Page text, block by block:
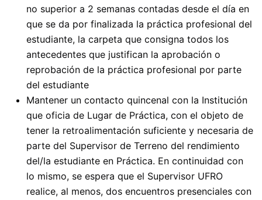
no superior a 2 semanas contadas desde el día en
que se da por finalizada la práctica profesional del
estudiante, la carpeta que consigna todos los
antecedentes que justifican la aprobación o
reprobación de la práctica profesional por parte
del estudiante
Mantener un contacto quincenal con la Institución
que oficia de Lugar de Práctica, con el objeto de
tener la retroalimentación suficiente y necesaria de
parte del Supervisor de Terreno del rendimiento
del/la estudiante en Práctica. En continuidad con
lo mismo, se espera que el Supervisor UFRO
realice, al menos, dos encuentros presenciales con